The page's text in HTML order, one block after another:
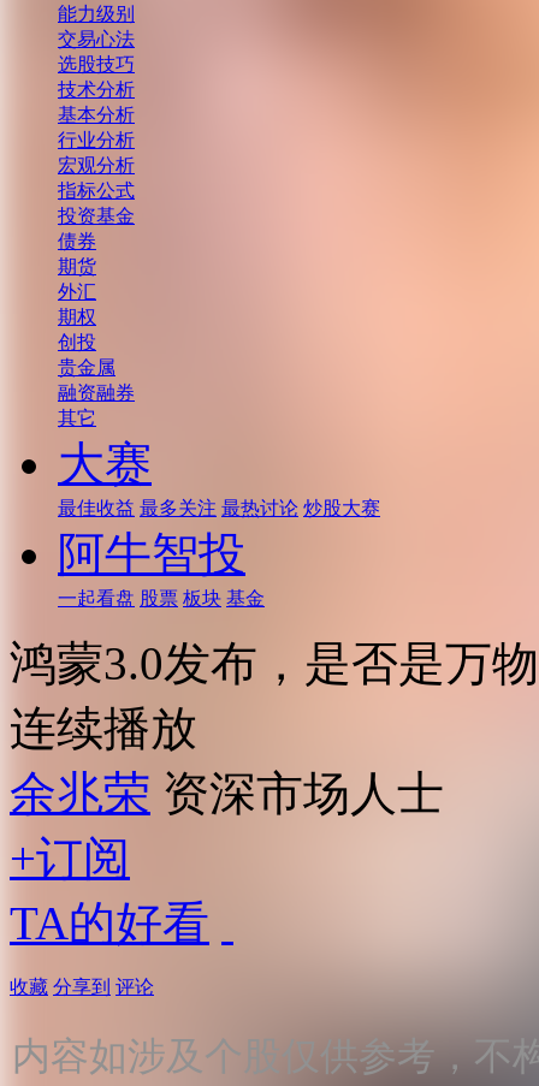
能力级别
交易心法
选股技巧
技术分析
基本分析
行业分析
宏观分析
指标公式
投资基金
债券
期货
外汇
期权
创投
贵金属
融资融券
其它
大赛
最佳收益 最多关注 最热讨论 炒股大赛
阿牛智投
一起看盘 股票 板块 基金
鸿蒙3.0发布，是否是万
连续播放
余兆荣 资深市场人士
+订阅
TA的好看
收藏 分享到 评论
内容如涉及个股仅供参考，不